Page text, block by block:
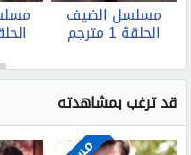
مسلسل الضيف
الحلقة 1 مترجم الحلقة
قد ترغب بمشاهدته